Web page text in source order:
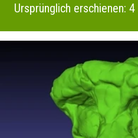
Ursprünglich erschienen: